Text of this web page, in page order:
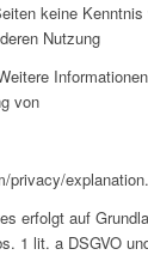
keine
Nutzung
von
privacy/explanation.
erfolgt auf
1 lit. a DSGVO